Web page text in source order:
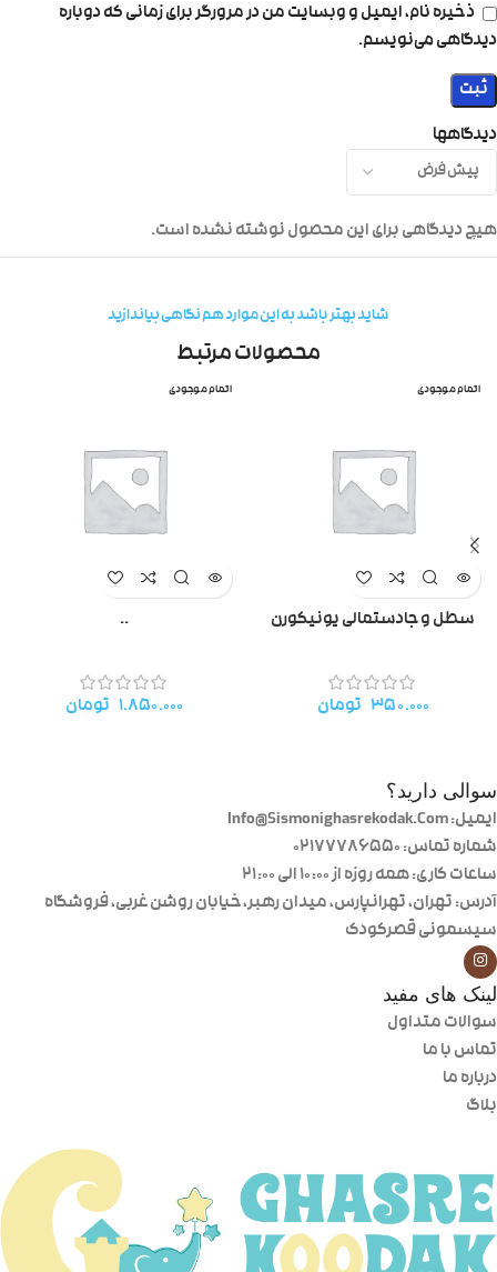
دیدگاهها
هیچ دیدگاهی برای این محصول نوشته نشده است.
ذخیره نام، ایمیل و وبسایت من در مرورگر برای زمانی که دوباره
دیدگاهی می‌نویسم.
شاید بهتر باشد به این موارد هم نگاهی بیاندازید
محصولات مرتبط
اتمام موجودی
سطل و جادستمالی یونیکورن
۳۵۰.۰۰۰ تومان
اتمام موجودی
..
۱.۸۵۰.۰۰۰ تومان
سوالی دارید؟
ایمیل: Info@Sismonighasrekodak.Com
شماره تماس: 02177786550
ساعات کاری: همه روزه از ۱۰:۰۰ الی ۲۱:۰۰
آدرس: تهران، تهرانپارس، میدان رهبر، خیابان روشن غربی، فروشگاه
سیسمونی قصرکودک
لینک های مفید
سوالات متداول
تماس با ما
درباره ما
بلاگ